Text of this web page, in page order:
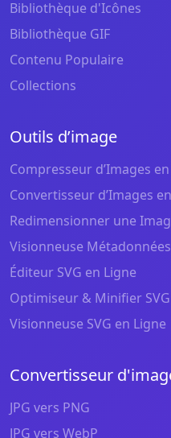
Bibliothèque d'Icônes
Bibliothèque GIF
Contenu Populaire
Collections
Outils d’image
Compresseur d’Images
Convertisseur d’Images
Redimensionner une
Visionneuse
Éditeur SVG en Ligne
Optimiseur & Minifier
Visionneuse SVG en Ligne
Convertisseur
JPG vers PNG
JPG vers WebP